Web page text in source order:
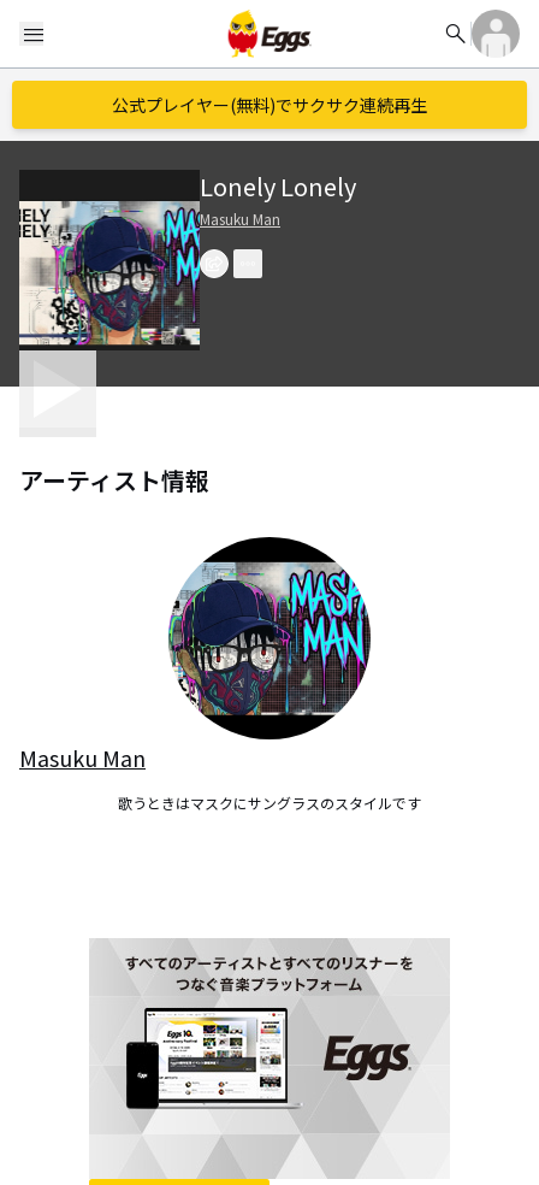
menu search
公式プレイヤー(無料)でサクサク連続再生
Lonely Lonely
Masuku Man
アーティスト情報
Masuku Man
歌うときはマスクにサングラスのスタイルです